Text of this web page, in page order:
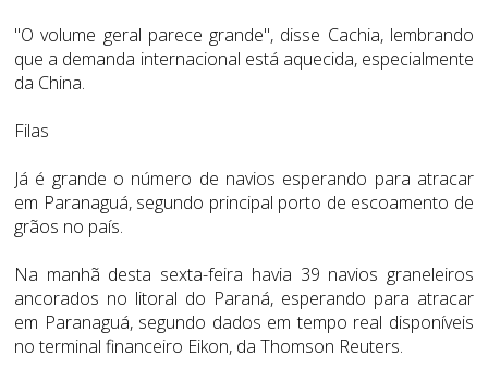
"O volume geral parece grande", disse Cachia, lembrando
que a demanda internacional está aquecida, especialmente
da China.
Filas
Já é grande o número de navios esperando para atracar
em Paranaguá, segundo principal porto de escoamento de
grãos no país.
Na manhã desta sexta-feira havia 39 navios graneleiros
ancorados no litoral do Paraná, esperando para atracar
em Paranaguá, segundo dados em tempo real disponíveis
no terminal financeiro Eikon, da Thomson Reuters.